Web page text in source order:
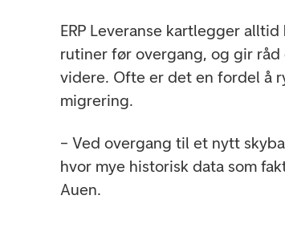
ERP Leveranse kartlegger
rutiner før overgang, og gir råd
videre. Ofte er det en fordel å
migrering.
– Ved overgang til et nytt
hvor mye historisk data som
Auen.